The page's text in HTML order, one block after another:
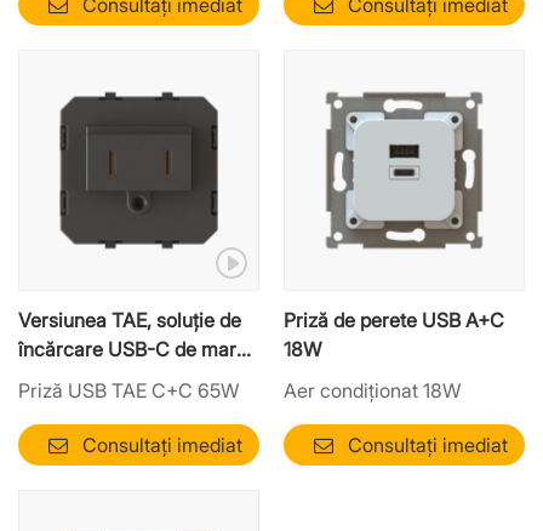
Consultați imediat
Consultați imediat
Versiunea TAE, soluție de
încărcare USB-C de mare
putere, montată pe perete
Priză USB TAE C+C 65W
Consultați imediat
Priză de perete USB A+C
18W
Aer condiționat 18W
Consultați imediat